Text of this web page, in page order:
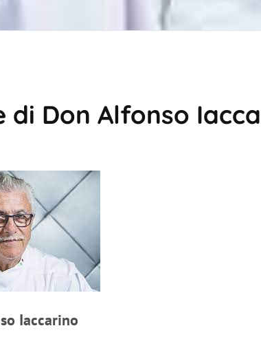
di Don Alfonso
Iaccarino